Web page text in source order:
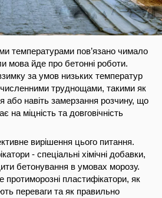
температурами пов’язано чимало
мова йде про бетонні роботи.
за умов низьких температур
труднощами, такими як
або навіть замерзання розчину, що
на міцність та довговічність
вирішення цього питання.
- спеціальні хімічні добавки,
бетонування в умовах морозу.
протиморозні пластифікатори, як
переваги та як правильно